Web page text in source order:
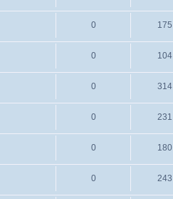
0 175
0 104
0 314
0 231
0 180
0 243